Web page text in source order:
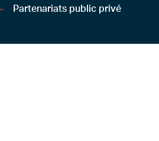
Partenariats public privé